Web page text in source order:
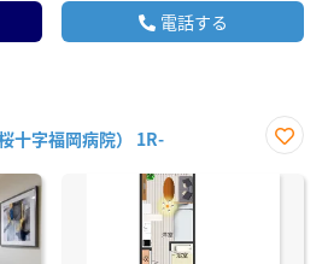
電話する
十字福岡病院） 1R-
に入